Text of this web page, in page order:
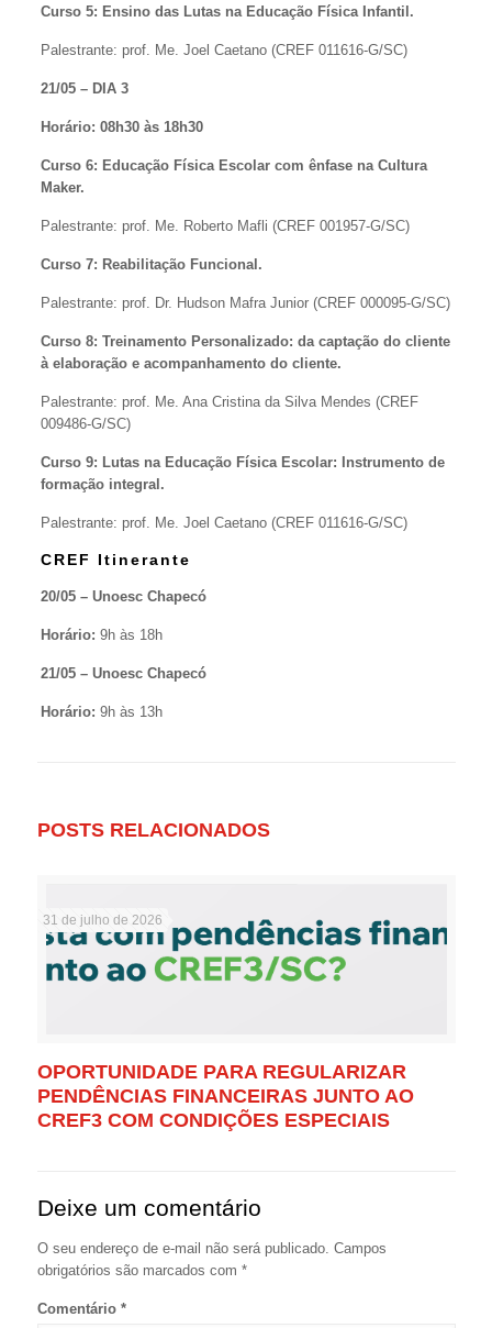
Curso 5: Ensino das Lutas na Educação Física Infantil.
Palestrante: prof. Me. Joel Caetano (CREF 011616-G/SC)
21/05 – DIA 3
Horário: 08h30 às 18h30
Curso 6: Educação Física Escolar com ênfase na Cultura
Maker.
Palestrante: prof. Me. Roberto Mafli (CREF 001957-G/SC)
Curso 7: Reabilitação Funcional.
Palestrante: prof. Dr. Hudson Mafra Junior (CREF 000095-G/SC)
Curso 8: Treinamento Personalizado: da captação do cliente
à elaboração e acompanhamento do cliente.
Palestrante: prof. Me. Ana Cristina da Silva Mendes (CREF
009486-G/SC)
Curso 9: Lutas na Educação Física Escolar: Instrumento de
formação integral.
Palestrante: prof. Me. Joel Caetano (CREF 011616-G/SC)
CREF Itinerante
20/05 – Unoesc Chapecó
Horário: 9h às 18h
21/05 – Unoesc Chapecó
Horário: 9h às 13h
POSTS RELACIONADOS
31 de julho de 2026
OPORTUNIDADE PARA REGULARIZAR
PENDÊNCIAS FINANCEIRAS JUNTO AO
CREF3 COM CONDIÇÕES ESPECIAIS
Deixe um comentário
O seu endereço de e-mail não será publicado. Campos
obrigatórios são marcados com *
Comentário *